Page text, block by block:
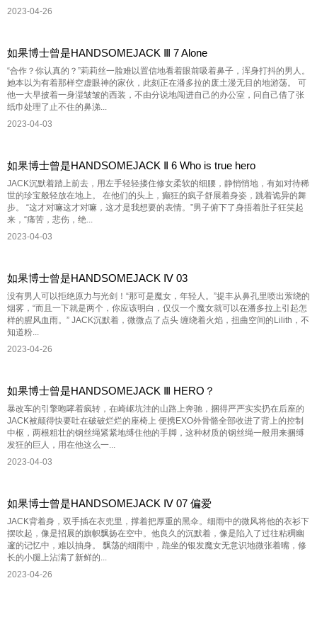
2023-04-26
如果博士曾是HANDSOMEJACK Ⅲ 7 Alone
“合作？你认真的？”莉莉丝一脸难以置信地看着眼前吸着鼻子，浑身打抖的男人。
她本以为有着那样空虚眼神的家伙，此刻正在潘多拉的废土漫无目的地游荡。 可
他一大早披着一身湿皱皱的西装，不由分说地闯进自己的办公室，问自己借了张
纸巾处理了止不住的鼻涕...
2023-04-03
如果博士曾是HANDSOMEJACK Ⅱ 6 Who is true hero
JACK沉默着踏上前去，用左手轻轻搂住修女柔软的细腰，静悄悄地，有如对待稀
世的珍宝般轻放在地上。 在他们的头上，癫狂的疯子舒展着身姿，跳着诡异的舞
步。 “这才对嘛这才对嘛，这才是我想要的表情。”男子俯下了身捂着肚子狂笑起
来，“痛苦，悲伤，绝...
2023-04-03
如果博士曾是HANDSOMEJACK Ⅳ 03
没有男人可以拒绝原力与光剑！“那可是魔女，年轻人。”提丰从鼻孔里喷出萦绕的
烟雾，“而且一下就是两个，你应该明白，仅仅一个魔女就可以在潘多拉上引起怎
样的腥风血雨。” JACK沉默着，微微点了点头 缠绕着火焰，扭曲空间的Lilith，不
知道粉...
2023-04-26
如果博士曾是HANDSOMEJACK Ⅲ HERO？
暴改车的引擎咆哮着疯转，在崎岖坑洼的山路上奔驰，捆得严严实实扔在后座的
JACK被颠得快要吐在破破烂烂的座椅上 便携EXO外骨骼全部收进了背上的控制
中枢，两根粗壮的钢丝绳紧紧地缚住他的手脚，这种材质的钢丝绳一般用来捆缚
发狂的巨人，用在他这么一...
2023-04-03
如果博士曾是HANDSOMEJACK Ⅳ 07 偏爱
JACK背着身，双手插在衣兜里，撑着把厚重的黑伞。细雨中的微风将他的衣衫下
摆吹起，像是招展的旗帜飘扬在空中。他良久的沉默着，像是陷入了过往粘稠幽
邃的记忆中，难以抽身。 飘荡的细雨中，跪坐的银发魔女无意识地微张着嘴，修
长的小腿上沾满了新鲜的...
2023-04-26